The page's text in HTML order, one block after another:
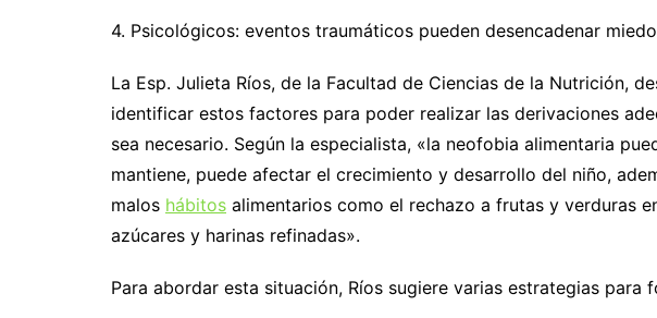
4. Psicológicos: eventos traumáticos pueden desencadenar
La Esp. Julieta Ríos, de la Facultad de Ciencias de la Nutrición,
identificar estos factores para poder realizar las derivaciones
sea necesario. Según la especialista, «la neofobia alimentaria
mantiene, puede afectar el crecimiento y desarrollo del niño,
malos hábitos alimentarios como el rechazo a frutas y verduras
azúcares y harinas refinadas».
Para abordar esta situación, Ríos sugiere varias estrategias para